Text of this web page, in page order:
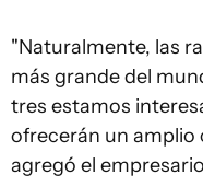
"Naturalmente, las
más grande del
tres estamos
ofrecerán un amplio
agregó el